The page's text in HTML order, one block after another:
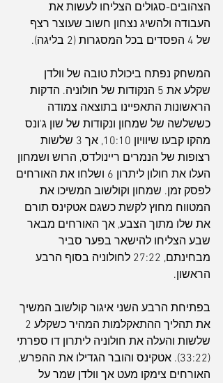
הצהובים-סגולים הצליחו לעשות את
העבודה ולהשיג נצחון חשוב שעוצר רצף
של 4 הפסדים בכל המסגרות (2 בליגה).
המשחק נפתח ביכולת טובה של וולדן
שקלע את 5 הנקודות של חולוניה. הדקות
הראשונות התאפיינו בתוצאה צמודה
כששלשה של שמחון ונקודות של שון ג'ונס
מהקו קבעו שיוויון 10:10, אך 3 שלשות
רצופות של הנמרים ריינולדס, הרוש ושמחון
העלו את חולון ליתרון 6 ושלחו את האורחים
לפסק זמן. שמחון וקולשוב המשיכו את
המטווח מחוץ לקשת כשגם אטקינס תורם
את שלו מתוך הצבע, אך האורחים מבאר
שבע הצליחו להישאר בפער סביר
מבחינתם, 27:22 לחולוניה בסוף הרבע
הראשון.
בפתיחת הרבע השני איגור קולשוב המשיך
שלשות והעלה את חולוניה ליתרון דו ספרתי
(33:22). אטקינס והובר הגדילו את ההפרש,
האורחים צימקו מעט אך וולדן שמר על